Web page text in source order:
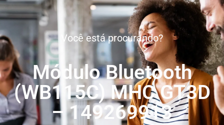
Você está procurando?
Módulo Bluetooth
(WB115C) MHC GT3D
– 149269913